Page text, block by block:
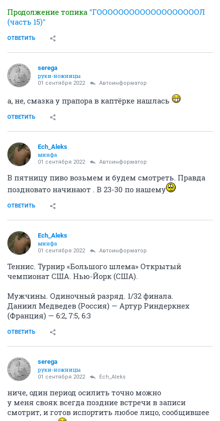
Продолжение топика "ГОООООООООООООООООООЛ
(часть 15)"
ОТВЕТИТЬ
serega
руки-ножницы
01 сентября 2022 Автоинформатор
а, не, смазка у прапора в каптёрке нашлась
ОТВЕТИТЬ
Ech_Aleks
минфа
01 сентября 2022 Автоинформатор
В пятницу пиво возьмем и будем смотреть. Правда
поздновато начинают . В 23-30 по нашему
ОТВЕТИТЬ
Ech_Aleks
минфа
01 сентября 2022 Автоинформатор
Теннис. Турнир «Большого шлема» Открытый
чемпионат США. Нью-Йорк (США).
Мужчины. Одиночный разряд. 1/32 финала.
Даниил Медведев (Россия) — Артур Риндеркнех
(Франция) — 6:2, 7:5, 6:3
ОТВЕТИТЬ
serega
руки-ножницы
01 сентября 2022 Ech_Aleks
ниче, один период осилить точно можно
у меня свояк всегда поздние встречи в записи
смотрит, и готов испортить любое лицо, сообщившее